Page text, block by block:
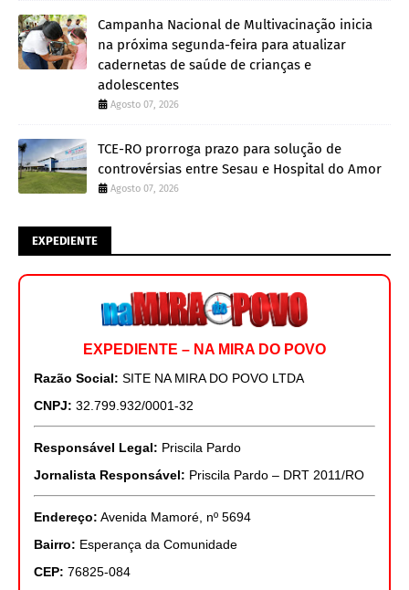
Campanha Nacional de Multivacinação inicia
na próxima segunda-feira para atualizar
cadernetas de saúde de crianças e
adolescentes
Agosto 07, 2026
TCE-RO prorroga prazo para solução de
controvérsias entre Sesau e Hospital do Amor
Agosto 07, 2026
EXPEDIENTE
EXPEDIENTE – NA MIRA DO POVO
Razão Social: SITE NA MIRA DO POVO LTDA
CNPJ: 32.799.932/0001-32
Responsável Legal: Priscila Pardo
Jornalista Responsável: Priscila Pardo – DRT 2011/RO
Endereço: Avenida Mamoré, nº 5694
Bairro: Esperança da Comunidade
CEP: 76825-084